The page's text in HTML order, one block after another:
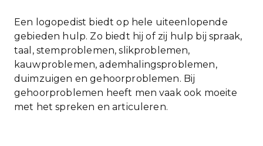
Een logopedist biedt op hele uiteenlopende
gebieden hulp. Zo biedt hij of zij hulp bij spraak,
taal, stemproblemen, slikproblemen,
kauwproblemen, ademhalingsproblemen,
duimzuigen en gehoorproblemen. Bij
gehoorproblemen heeft men vaak ook moeite
met het spreken en articuleren.